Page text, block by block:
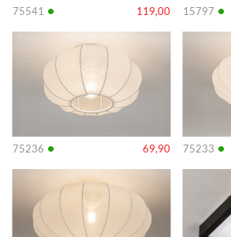
75541 • 119,00 15797 •
75236 • 69,90
Info
75233 •
Info
Info Info